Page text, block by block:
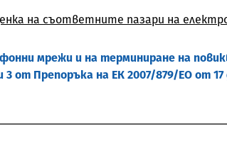
на съответните пазари на
мрежи и на терминиране на
от Препоръка на ЕК 2007/879/ЕО от 17